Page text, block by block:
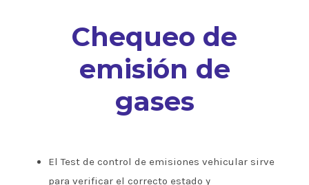
Chequeo de
emisión de
gases
El Test de control de emisiones vehicular sirve
para verificar el correcto estado y